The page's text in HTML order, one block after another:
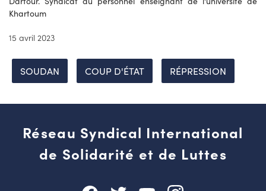
Khartoum
15 avril 2023
SOUDAN COUP D'ÉTAT RÉPRESSION
Réseau Syndical International
de Solidarité et de Luttes